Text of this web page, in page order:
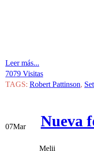
Leer más...
7079 Visitas
TAGS: Robert Pattinson, Set
07Mar Nueva
Melii